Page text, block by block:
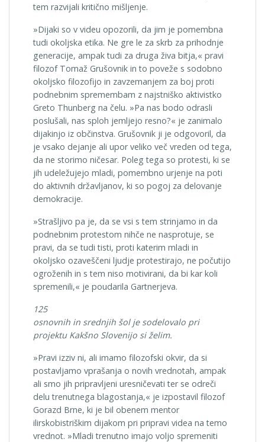
tem razvijali kritično mišljenje.
»Dijaki so v videu opozorili, da jim je pomembna
tudi okoljska etika. Ne gre le za skrb za prihodnje
generacije, ampak tudi za druga živa bitja,« pravi
filozof Tomaž Grušovnik in to poveže s sodobno
okoljsko filozofijo in zavzemanjem za boj proti
podnebnim spremembam z najstniško aktivistko
Greto Thunberg na čelu. »Pa nas bodo odrasli
poslušali, nas sploh jemljejo resno?« je zanimalo
dijakinjo iz občinstva. Grušovnik ji je odgovoril, da
je vsako dejanje ali upor veliko več vreden od tega,
da ne storimo ničesar. Poleg tega so protesti, ki se
jih udeležujejo mladi, pomembno urjenje na poti
do aktivnih državljanov, ki so pogoj za delovanje
demokracije.
»Strašljivo pa je, da se vsi s tem strinjamo in da
podnebnim protestom nihče ne nasprotuje, se
pravi, da se tudi tisti, proti katerim mladi in
okoljsko ozaveščeni ljudje protestirajo, ne počutijo
ogroženih in s tem niso motivirani, da bi kar koli
spremenili,« je poudarila Gartnerjeva.
125
osnovnih in srednjih šol je sodelovalo pri
projektu Kakšno Slovenijo si želim.
»Pravi izziv ni, ali imamo filozofski okvir, da si
postavljamo vprašanja o novih vrednotah, ampak
ali smo jih pripravljeni uresničevati ter se odreči
delu trenutnega blagostanja,« je izpostavil filozof
Gorazd Brne, ki je bil obenem mentor
ilirskobistriškim dijakom pri pripravi videa na temo
vrednot. »Mladi trenutno imajo voljo spremeniti